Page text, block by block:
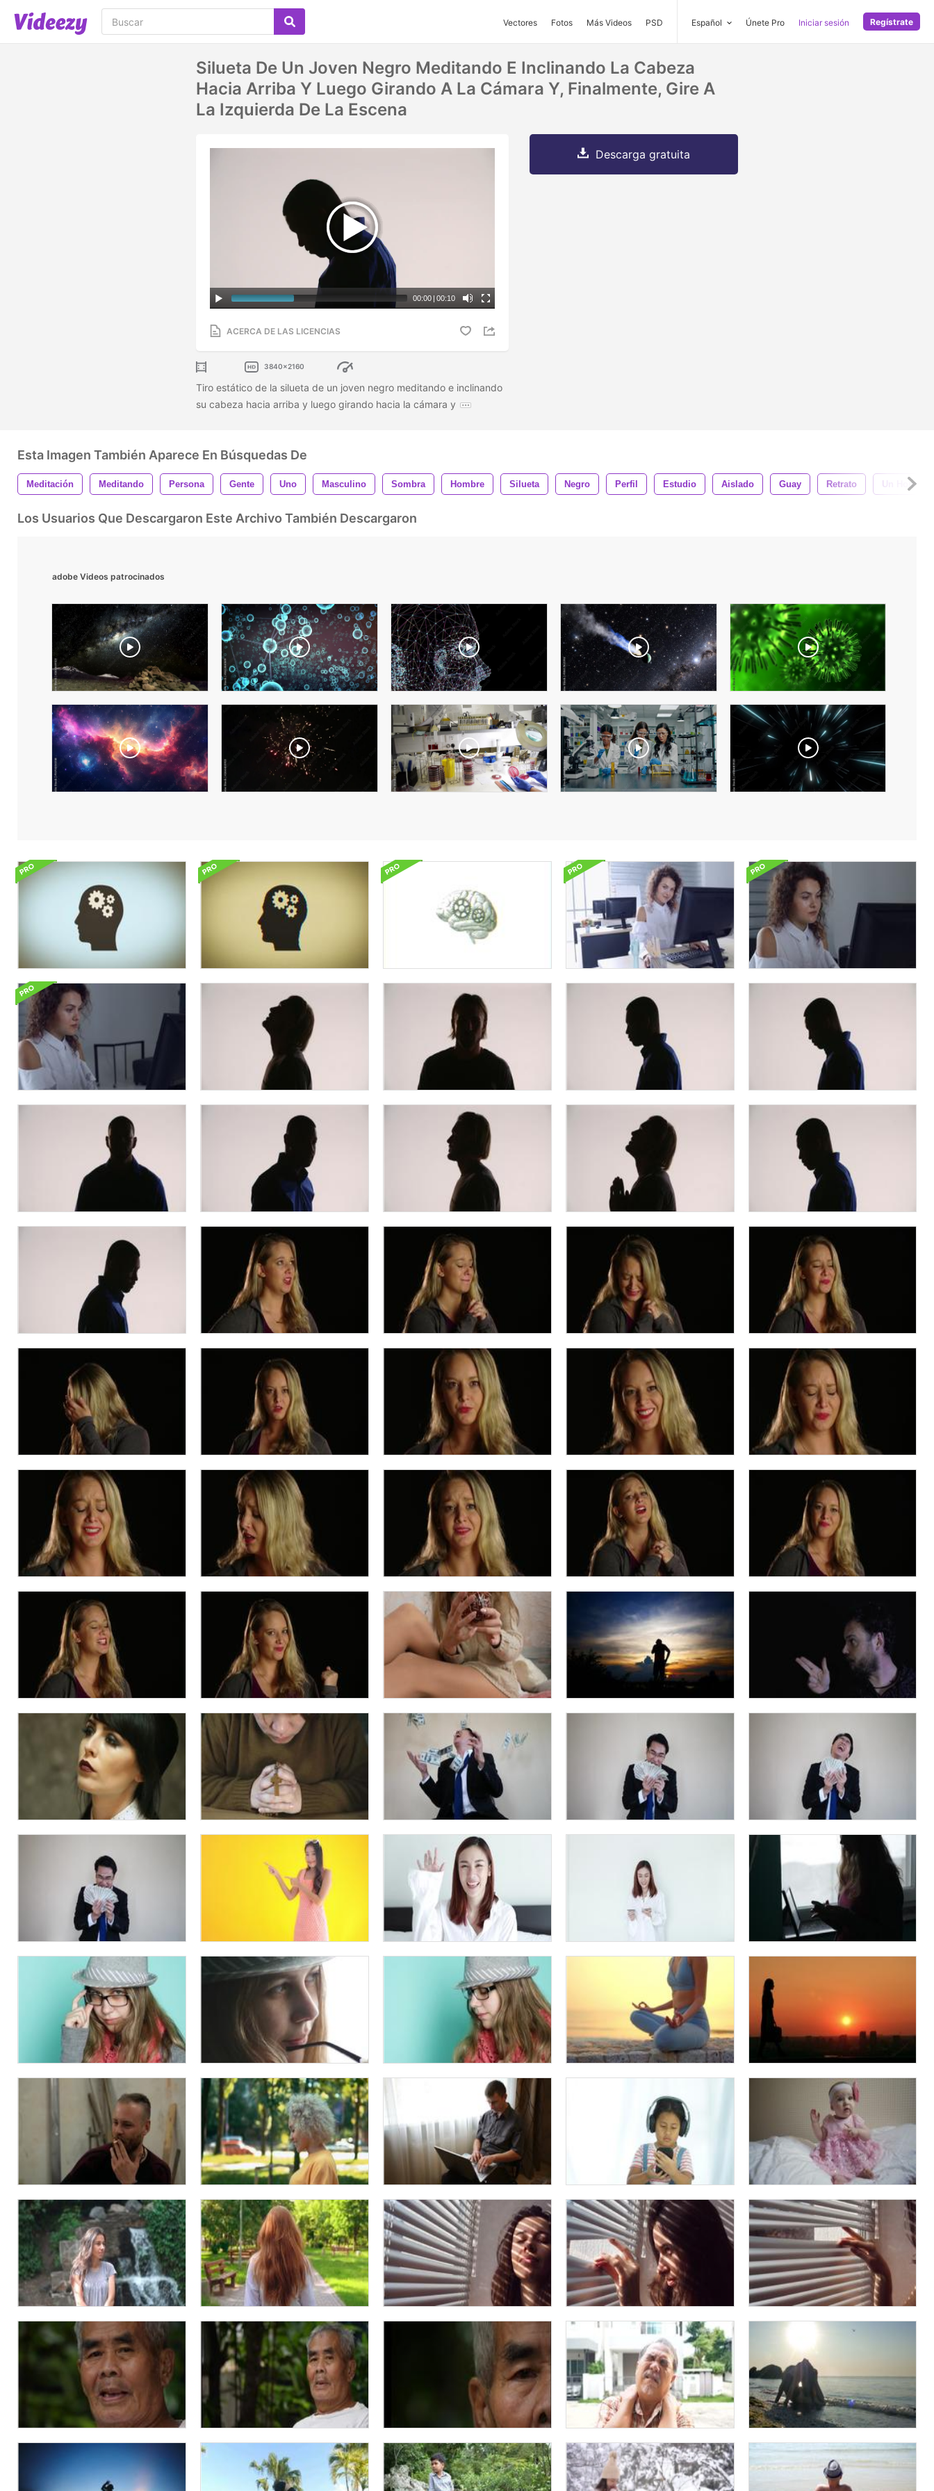
Vectores Fotos Más Videos PSD Español Únete Pro Iniciar sesión Regístrate
Silueta De Un Joven Negro Meditando E Inclinando La Cabeza
Hacia Arriba Y Luego Girando A La Cámara Y, Finalmente, Gire A
La Izquierda De La Escena
00:00 | 00:10
ACERCA DE LAS LICENCIAS
3840x2160
Tiro estático de la silueta de un joven negro meditando e inclinando
su cabeza hacia arriba y luego girando hacia la cámara y
Descarga gratuita
Esta Imagen También Aparece En Búsquedas De
Meditación Meditando Persona Gente Uno Masculino Sombra Hombre Silueta Negro Perfil Estudio Aislado Guay Retrato Un Hombre
Los Usuarios Que Descargaron Este Archivo También Descargaron
adobe Videos patrocinados